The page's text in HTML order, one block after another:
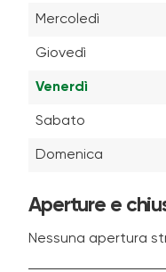
Mercoledì
Giovedì
Venerdì
Sabato
Domenica
Aperture e
Nessuna apertura